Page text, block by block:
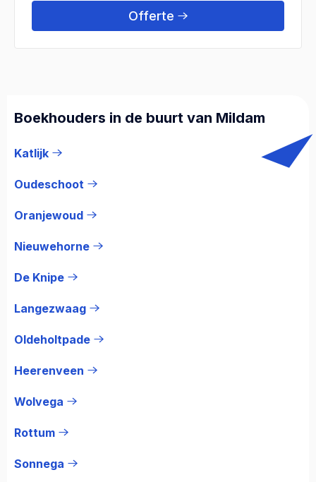
Offerte
Boekhouders in de buurt van Mildam
Katlijk
Oudeschoot
Oranjewoud
Nieuwehorne
De Knipe
Langezwaag
Oldeholtpade
Heerenveen
Wolvega
Rottum
Sonnega